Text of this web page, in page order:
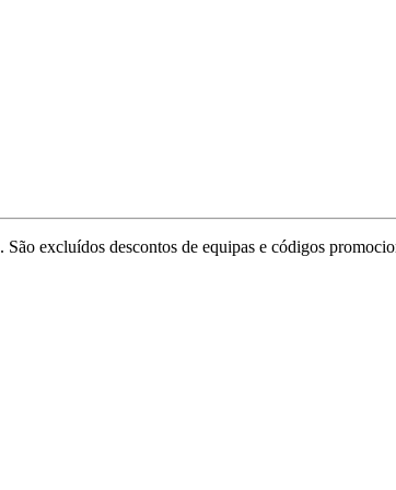
. São excluídos descontos de equipas e códigos